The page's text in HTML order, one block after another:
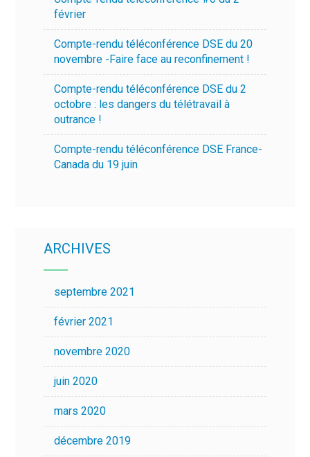
février
Compte-rendu téléconférence DSE du 20
novembre -Faire face au reconfinement !
Compte-rendu téléconférence DSE du 2
octobre : les dangers du télétravail à
outrance !
Compte-rendu téléconférence DSE France-
Canada du 19 juin
ARCHIVES
septembre 2021
février 2021
novembre 2020
juin 2020
mars 2020
décembre 2019